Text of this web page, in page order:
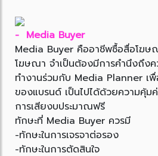
- Media Buyer
Media Buyer คืออาชีพซื้อสื่อโฆษ
โฆษณา จำเป็นต้องมีการคำนึงถึงค
ทำงานร่วมกับ Media Planner เ
ของแบรนด์ เป็นไปได้ด้วยความคุ้ม
การเสียงบประมาณฟรี
ทักษะที่ Media Buyer ควรมี
-ทักษะในการเจรจาต่อรอง
-ทักษะในการตัดสินใจ